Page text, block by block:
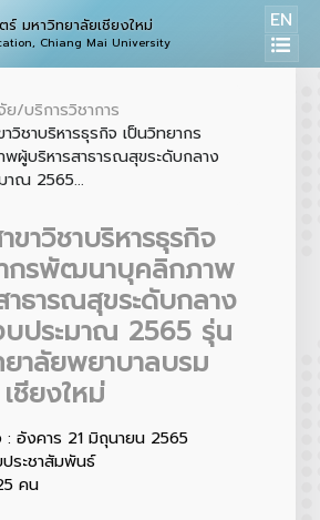
มหาวิทยาลัยเชียงใหม่
Chiang Mai University
EN
ย/บริการวิชาการ
าวิชาบริหารธุรกิจ เป็นวิทยากร
ผู้บริหารสาธารณสุขระดับกลาง
าณ 2565...
ขาวิชาบริหารธุรกิจ
กรพัฒนาบุคลิกภาพ
าธารณสุขระดับกลาง
บประมาณ 2565 รุ่น
าลัยพยาบาลบรม
ชียงใหม่
: อังคาร 21 มิถุนายน 2565
ระชาสัมพันธ์
คน